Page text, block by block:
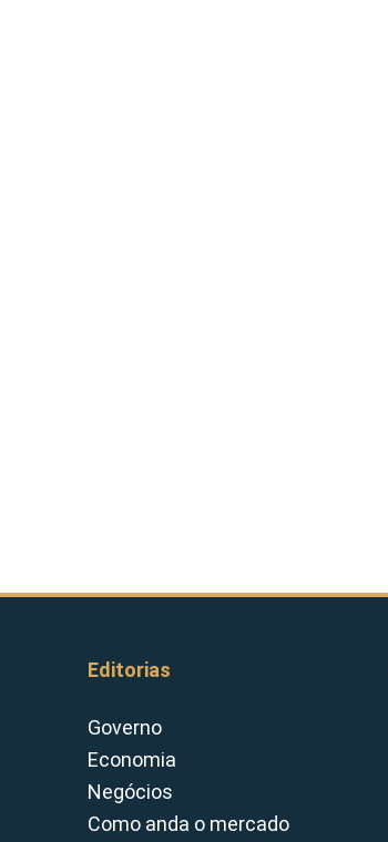
Editorias
Governo
Economia
Negócios
Como anda o mercado